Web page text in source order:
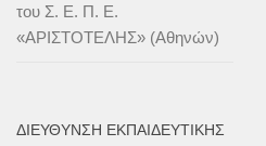
του Σ. Ε. Π. Ε.
«ΑΡΙΣΤΟΤΕΛΗΣ» (Αθηνών)
ΔΙΕΎΘΥΝΣΗ ΕΚΠΑΙΔΕΥΤΙΚΉΣ